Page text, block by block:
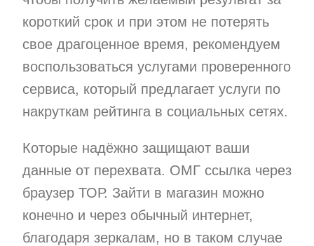
короткий срок и при этом не потерять
свое драгоценное время, рекомендуем
воспользоваться услугами проверенного
сервиса, который предлагает услуги по
накруткам рейтинга в социальных сетях.
Которые надёжно защищают ваши
данные от перехвата. ОМГ ссылка через
браузер ТОР. Зайти в магазин можно
конечно и через обычный интернет,
благодаря зеркалам, но в таком случае